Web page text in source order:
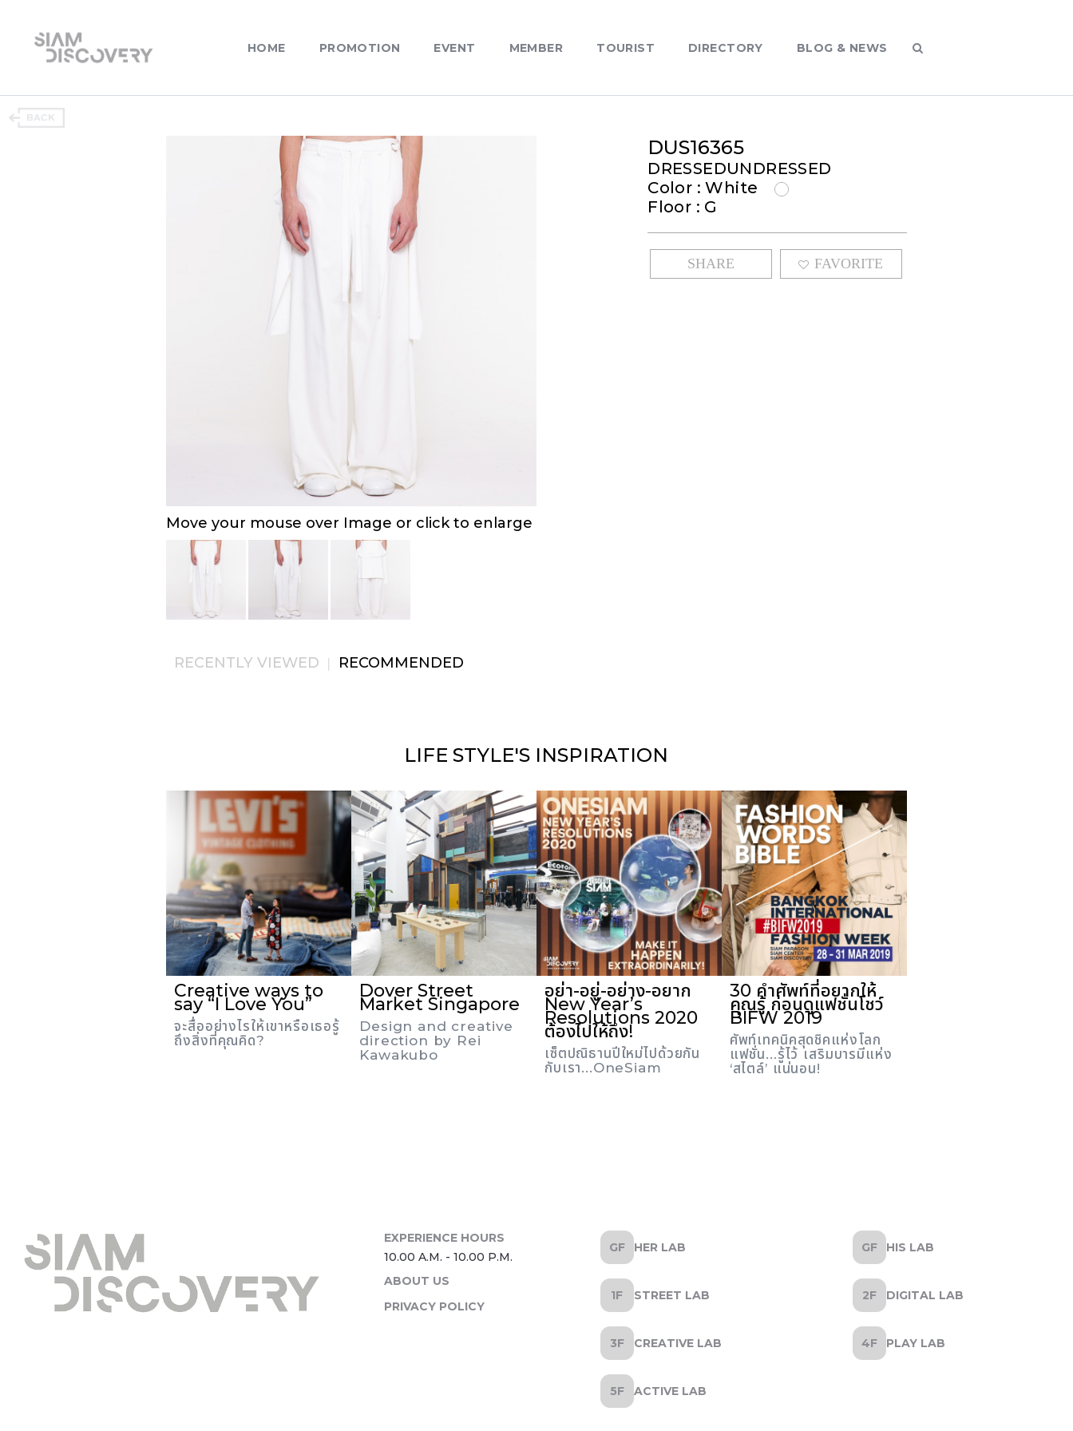
HOME PROMOTION EVENT MEMBER TOURIST DIRECTORY BLOG & NEWS
Move your mouse over Image or click to enlarge
DUS16365
DRESSEDUNDRESSED
Color : White
Floor : G
SHARE FAVORITE
RECENTLY VIEWED | RECOMMENDED
LIFE STYLE'S INSPIRATION
Creative ways to
say “I Love You”
จะสื่ออย่างไรให้เขาหรือเธอรู้
ถึงสิ่งที่คุณคิด?
Dover Street
Market Singapore
Design and creative
direction by Rei
Kawakubo
อย่า-อยู่-อย่าง-อยาก
New Year’s
Resolutions 2020
ต้องไปให้ถึง!
เซ็ตปณิธานปีใหม่ไปด้วยกัน
กับเรา...OneSiam
30 คำศัพท์ที่อยากให้
คุณรู้ ก่อนดูแฟชั่นโชว์
BIFW 2019
ศัพท์เทคนิคสุดชิคแห่งโลก
แฟชั่น...รู้ไว้ เสริมบารมีแห่ง
‘สไตล์’ แน่นอน!
ABOUT US
PRIVACY POLICY
HER LAB HIS LAB
STREET LAB DIGITAL LAB
CREATIVE LAB PLAY LAB
ACTIVE LAB